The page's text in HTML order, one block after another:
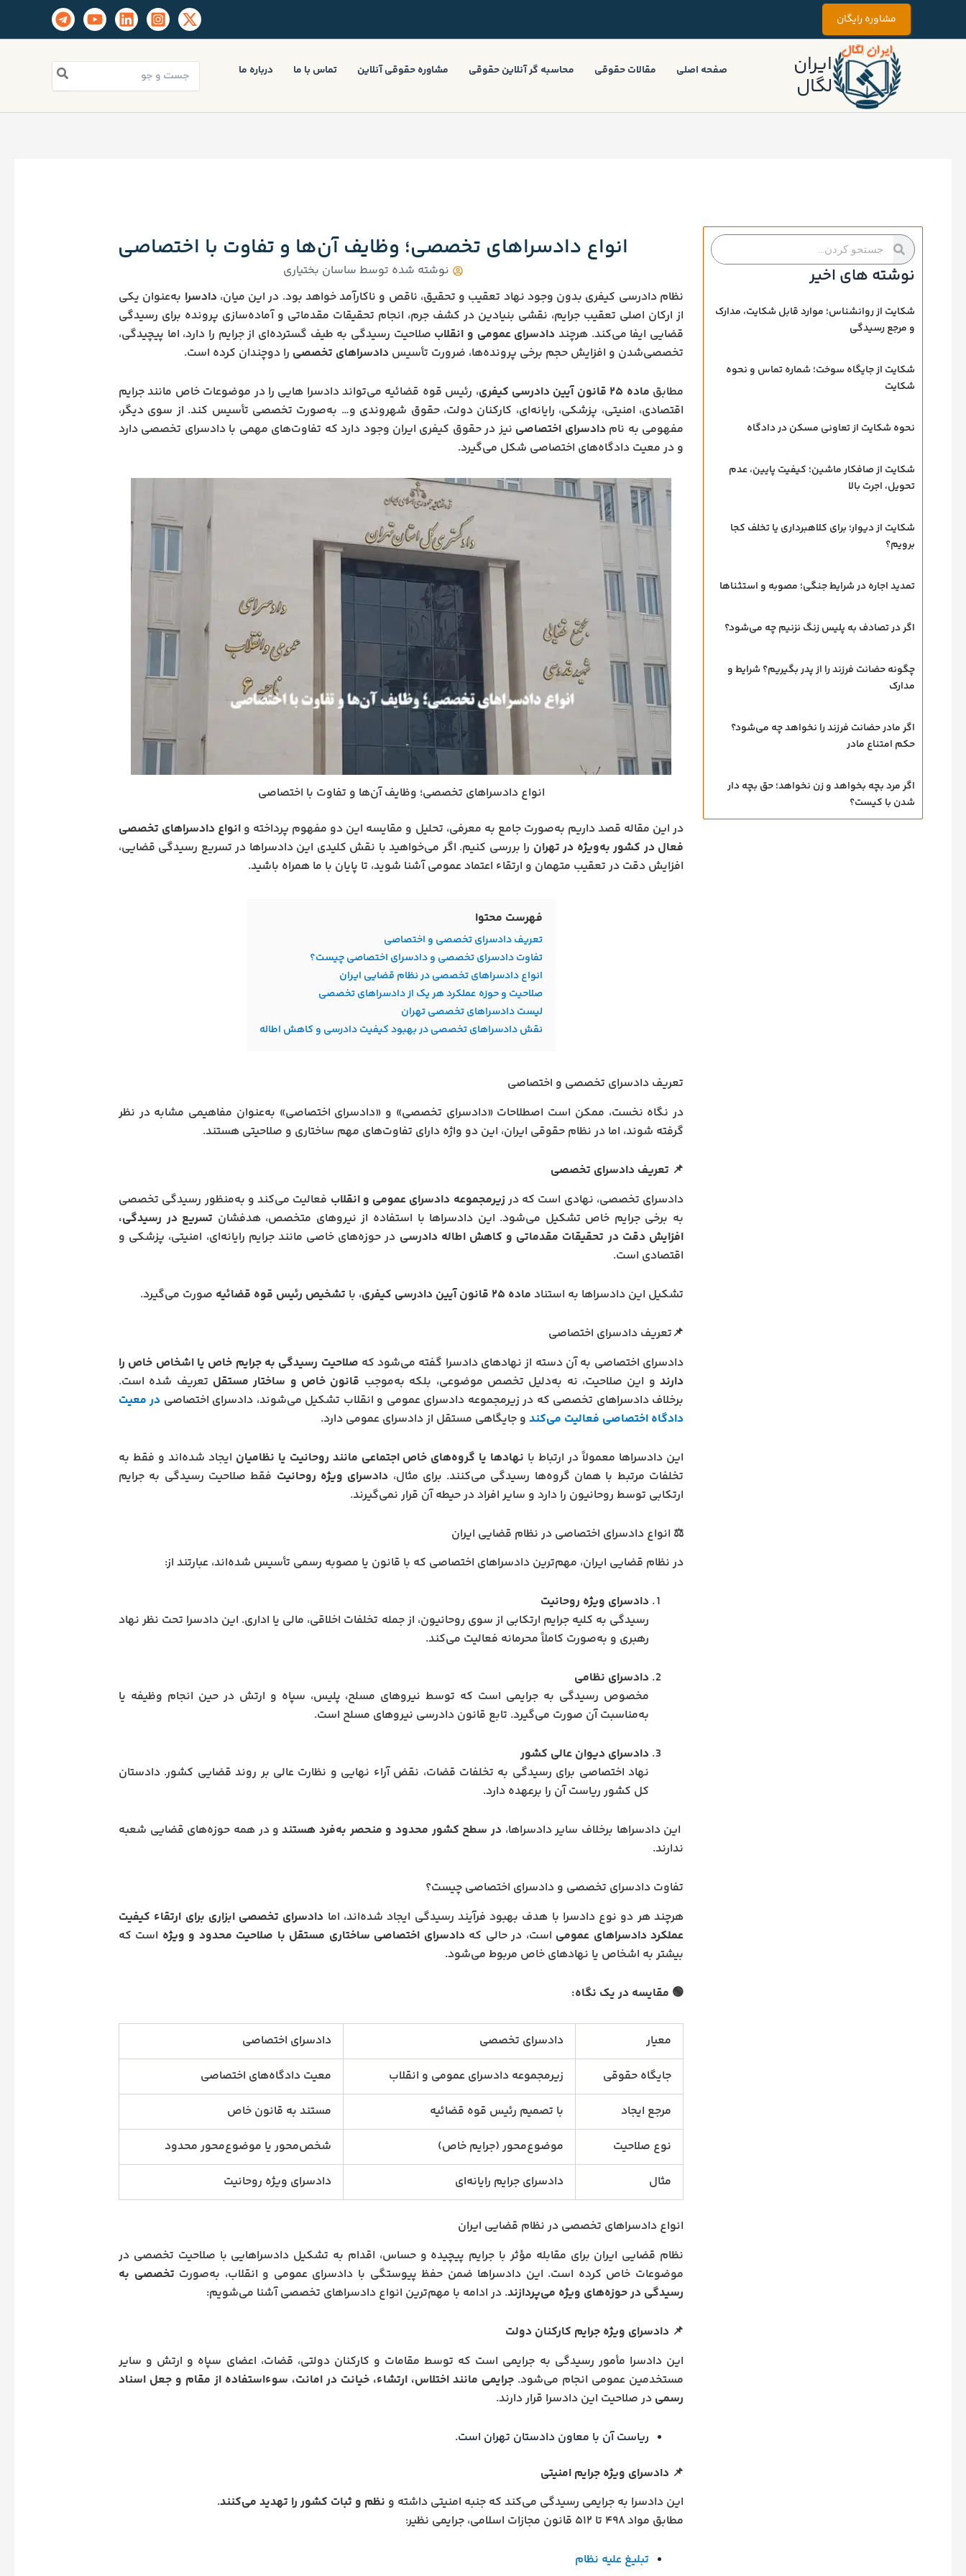
محتوا
مشاوره رایگان
ایران
لگال
صفحه اصلی مقالات حقوقی محاسبه گر آنلاین حقوقی مشاوره حقوقی آنلاین تماس با ما درباره ما
برای:
جستجو
کردن
جستجو
کردن
نوشته های اخیر
شکایت از روانشناس؛ موارد قابل شکایت، مدارک
و مرجع رسیدگی
شکایت از جایگاه سوخت؛ شماره تماس و نحوه
شکایت
نحوه شکایت از تعاونی مسکن در دادگاه
شکایت از صافکار ماشین؛ کیفیت پایین، عدم
تحویل، اجرت بالا
شکایت از دیوار؛ برای کلاهبرداری یا تخلف کجا
برویم؟
تمدید اجاره در شرایط جنگی؛ مصوبه و استثناها
اگر در تصادف به پلیس زنگ نزنیم چه می‌شود؟
چگونه حضانت فرزند را از پدر بگیریم؟ شرایط و
مدارک
اگر مادر حضانت فرزند را نخواهد چه می‌شود؟
حکم امتناع مادر
اگر مرد بچه بخواهد و زن نخواهد؛ حق بچه‌ دار
شدن با کیست؟
انواع دادسراهای تخصصی؛ وظایف آن‌ها و تفاوت با اختصاصی
نوشته شده توسط ساسان بختیاری
نظام دادرسی کیفری بدون وجود نهاد تعقیب و تحقیق، ناقص و ناکارآمد خواهد بود. در این میان،دادسرا به‌عنوان یکی
از ارکان اصلی تعقیب جرایم، نقشی بنیادین در کشف جرم، انجام تحقیقات مقدماتی و آماده‌سازی پرونده برای رسیدگی
قضایی ایفا می‌کند. هرچند دادسرای عمومی و انقلاب صلاحیت رسیدگی به طیف گسترده‌ای از جرایم را دارد، اما پیچیدگی،
تخصصی‌شدن و افزایش حجم برخی پرونده‌ها، ضرورت تأسیس دادسراهای تخصصی را دوچندان کرده است.
مطابق ماده ۲۵ قانون آیین دادرسی کیفری
، رئیس قوه قضائیه می‌تواند دادسرا هایی را در موضوعات خاص مانند جرایم
اقتصادی، امنیتی، پزشکی، رایانه‌ای، کارکنان دولت، حقوق شهروندی و… به‌صورت تخصصی تأسیس کند. از سوی دیگر،
مفهومی به نامدادسرای اختصاصی نیز در حقوق کیفری ایران وجود دارد که تفاوت‌های مهمی با دادسرای تخصصی دارد
و در معیت دادگاه‌های اختصاصی شکل می‌گیرد.
انواع دادسراهای تخصصی؛ وظایف آن‌ها و تفاوت با اختصاصی
در این مقاله قصد داریم به‌صورت جامع به معرفی، تحلیل و مقایسه این دو مفهوم پرداخته و انواع دادسراهای تخصصی
فعال در کشور به‌ویژه در تهران را بررسی کنیم. اگر می‌خواهید با نقش کلیدی این دادسراها در تسریع رسیدگی قضایی،
افزایش دقت در تعقیب متهمان و ارتقاء اعتماد عمومی آشنا شوید، تا پایان با ما همراه باشید.
فهرست محتوا
تعریف دادسرای تخصصی و اختصاصی
تفاوت دادسرای تخصصی و دادسرای اختصاصی چیست؟
انواع دادسراهای تخصصی در نظام قضایی ایران
صلاحیت و حوزه عملکرد هر یک از دادسراهای تخصصی
لیست دادسراهای تخصصی تهران
نقش دادسراهای تخصصی در بهبود کیفیت دادرسی و کاهش اطاله
تعریف دادسرای تخصصی و اختصاصی
در نگاه نخست، ممکن است اصطلاحات «دادسرای تخصصی» و «دادسرای اختصاصی» به‌عنوان مفاهیمی مشابه در نظر
گرفته شوند، اما در نظام حقوقی ایران، این دو واژه دارای تفاوت‌های مهم ساختاری و صلاحیتی هستند.
📌 تعریف دادسرای تخصصی
دادسرای تخصصی، نهادی است که در زیرمجموعه دادسرای عمومی و انقلاب فعالیت می‌کند و به‌منظور رسیدگی تخصصی
به برخی جرایم خاص تشکیل می‌شود. این دادسراها با استفاده از نیروهای متخصص، هدفشان تسریع در رسیدگی،
افزایش دقت در تحقیقات مقدماتی و کاهش اطاله دادرسی در حوزه‌های خاصی مانند جرایم رایانه‌ای، امنیتی، پزشکی و
اقتصادی است.
تشکیل این دادسراها به استناد ماده ۲۵ قانون آیین دادرسی کیفری ، با تشخیص رئیس قوه قضائیه صورت می‌گیرد.
📌تعریف دادسرای اختصاصی
دادسرای اختصاصی به آن دسته از نهادهای دادسرا گفته می‌شود که صلاحیت رسیدگی به جرایم خاص یا اشخاص خاص را
دارندو این صلاحیت، نه به‌دلیل تخصص موضوعی، بلکه به‌موجب قانون خاص و ساختار مستقل تعریف شده است.
برخلاف دادسراهای تخصصی که در زیرمجموعه دادسرای عمومی و انقلاب تشکیل می‌شوند، دادسرای اختصاصی در معیت
دادگاه اختصاصی فعالیت می‌کند و جایگاهی مستقل از دادسرای عمومی دارد.
این دادسراها معمولاً در ارتباط با نهادها یا گروه‌های خاص اجتماعی مانند روحانیت یا نظامیان ایجاد شده‌اند و فقط به
تخلفات مرتبط با همان گروه‌ها رسیدگی می‌کنند. برای مثال، دادسرای ویژه روحانیت فقط صلاحیت رسیدگی به جرایم
ارتکابی توسط روحانیون را دارد و سایر افراد در حیطه آن قرار نمی‌گیرند.
⚖️ انواع دادسرای اختصاصی در نظام قضایی ایران
در نظام قضایی ایران، مهم‌ترین دادسراهای اختصاصی که با قانون یا مصوبه رسمی تأسیس شده‌اند، عبارتند از:
دادسرای ویژه روحانیت
رسیدگی به کلیه جرایم ارتکابی از سوی روحانیون، از جمله تخلفات اخلاقی، مالی یا اداری. این دادسرا تحت نظر نهاد
رهبری و به‌صورت کاملاً محرمانه فعالیت می‌کند.
دادسرای نظامی
مخصوص رسیدگی به جرایمی است که توسط نیروهای مسلح، پلیس، سپاه و ارتش در حین انجام وظیفه یا
به‌مناسبت آن صورت می‌گیرد. تابع قانون دادرسی نیروهای مسلح است.
دادسرای دیوان عالی کشور
نهاد اختصاصی برای رسیدگی به تخلفات قضات، نقض آراء نهایی و نظارت عالی بر روند قضایی کشور. دادستان
کل کشور ریاست آن را برعهده دارد.
این دادسراها برخلاف سایر دادسراها، در سطح کشور محدود و منحصر به‌فرد هستندو در همه حوزه‌های قضایی شعبه
ندارند.
تفاوت دادسرای تخصصی و دادسرای اختصاصی چیست؟
هرچند هر دو نوع دادسرا با هدف بهبود فرآیند رسیدگی ایجاد شده‌اند، اما دادسرای تخصصی ابزاری برای ارتقاء کیفیت
عملکرد دادسراهای عمومی است، در حالی کهدادسرای اختصاصی ساختاری مستقل با صلاحیت محدود و ویژه است که
بیشتر به اشخاص یا نهادهای خاص مربوط می‌شود.
🟢 مقایسه در یک نگاه:
معیار دادسرای تخصصی
دادسرای اختصاصی
جایگاه حقوقی
زیرمجموعه دادسرای عمومی و انقلاب
معیت دادگاه‌های اختصاصی
مرجع ایجاد
با تصمیم رئیس قوه قضائیه
مستند به قانون خاص
نوع صلاحیت
موضوع‌محور (جرایم خاص)
شخص‌محور یا موضوع‌محور محدود
مثال
دادسرای جرایم رایانه‌ای دادسرای ویژه روحانیت
انواع دادسراهای تخصصی در نظام قضایی ایران
نظام قضایی ایران برای مقابله مؤثر با جرایم پیچیده و حساس، اقدام به تشکیل دادسراهایی با صلاحیت تخصصی در
موضوعات خاص کرده است. این دادسراها ضمن حفظ پیوستگی با دادسرای عمومی و انقلاب، به‌صورت تخصصی به
رسیدگی در حوزه‌های ویژه می‌پردازند. در ادامه با مهم‌ترین انواع دادسراهای تخصصی آشنا می‌شویم:
📌 دادسرای ویژه جرایم کارکنان دولت
این دادسرا مأمور رسیدگی به جرایمی است که توسط مقامات و کارکنان دولتی، قضات، اعضای سپاه و ارتش و سایر
مستخدمین عمومی انجام می‌شود. جرایمی مانند اختلاس، ارتشاء، خیانت در امانت، سوء‌استفاده از مقام و جعل اسناد
رسمی در صلاحیت این دادسرا قرار دارند.
ریاست آن با معاون دادستان تهران است.
📌 دادسرای ویژه جرایم امنیتی
این دادسرا به جرایمی رسیدگی می‌کند که جنبه امنیتی داشته و نظم و ثبات کشور را تهدید می‌کنند.
مطابق مواد ۴۹۸ تا ۵۱۲ قانون مجازات اسلامی، جرایمی نظیر:
تبلیغ علیه نظام